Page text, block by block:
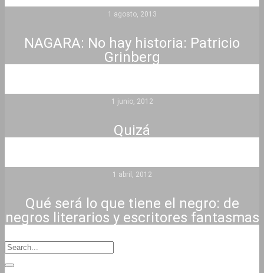
1 agosto, 2013
NAGARA: No hay historia: Patricio
Grinberg
1 junio, 2012
Quizá
1 abril, 2012
Qué será lo que tiene el negro: de
negros literarios y escritores fantasmas